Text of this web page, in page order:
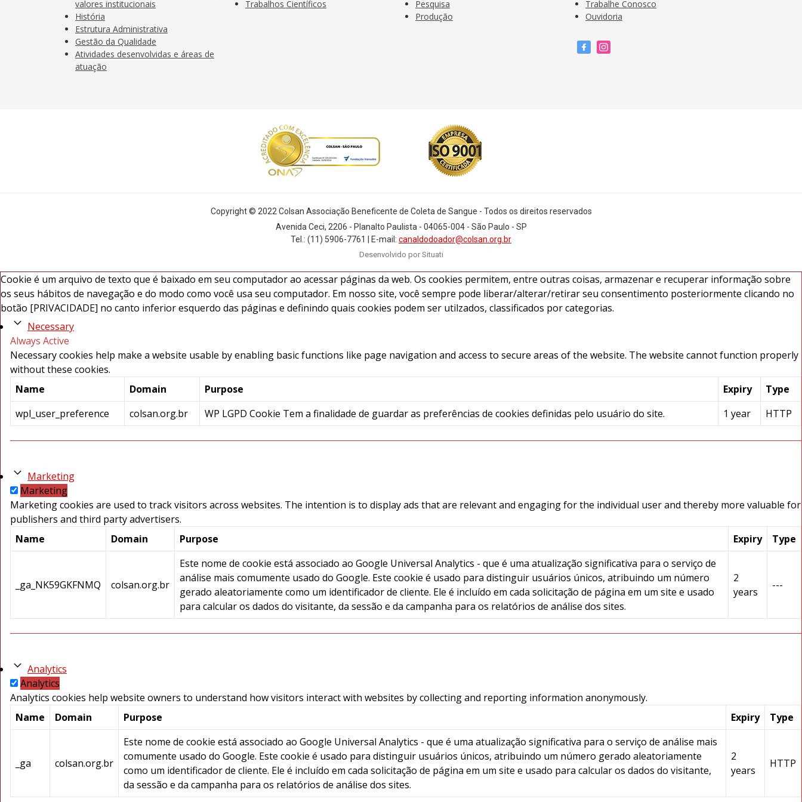
p
I
valores institucionais
História
Estrutura Administrativa
Gestão da Qualidade
Atividades desenvolvidas e áreas de
atuação
Trabalhos Científicos
Pesquisa
Produção
Trabalhe Conosco
Ouvidoria
Copyright © 2022 Colsan Associação Beneficente de Coleta de Sangue - Todos os direitos reservados
Avenida Ceci, 2206 - Planalto Paulista - 04065-004 - São Paulo - SP
Tel.: (11) 5906-7761 | E-mail: canaldodoador@colsan.org.br
Desenvolvido por Situati
Cookie é um arquivo de texto que é baixado em seu computador ao acessar páginas da web. Os cookies permitem, entre outras coisas, armazenar e recuperar informação sobre
os seus hábitos de navegação e do modo como você usa seu computador. Em nosso site, você sempre pode liberar/alterar/retirar seu consentimento posteriormente clicando no
botão [PRIVACIDADE] no canto inferior esquerdo das páginas e definindo quais cookies podem ser utilzados, classificados por categorias.
Necessary
Always Active
Necessary cookies help make a website usable by enabling basic functions like page navigation and access to secure areas of the website. The website cannot function properly
without these cookies.
Name
Domain Purpose Expiry
Type
wpl_user_preference
colsan.org.br WP LGPD Cookie Tem a finalidade de guardar as preferências de cookies definidas pelo usuário do site. 1 year HTTP
Marketing
Marketing
Marketing cookies are used to track visitors across websites. The intention is to display ads that are relevant and engaging for the individual user and thereby more valuable for
publishers and third party advertisers.
Name
Domain Purpose Expiry Type
_ga_NK59GKFNMQ colsan.org.br
Este nome de cookie está associado ao Google Universal Analytics - que é uma atualização significativa para o serviço de
análise mais comumente usado do Google. Este cookie é usado para distinguir usuários únicos, atribuindo um número
gerado aleatoriamente como um identificador de cliente. Ele é incluído em cada solicitação de página em um site e usado
para calcular os dados do visitante, da sessão e da campanha para os relatórios de análise dos sites.
2
years
---
Analytics
Analytics
Analytics cookies help website owners to understand how visitors interact with websites by collecting and reporting information anonymously.
Name
Domain Purpose Expiry Type
_ga colsan.org.br
Este nome de cookie está associado ao Google Universal Analytics - que é uma atualização significativa para o serviço de análise mais
comumente usado do Google. Este cookie é usado para distinguir usuários únicos, atribuindo um número gerado aleatoriamente
como um identificador de cliente. Ele é incluído em cada solicitação de página em um site e usado para calcular os dados do visitante,
da sessão e da campanha para os relatórios de análise dos sites.
2
years
HTTP